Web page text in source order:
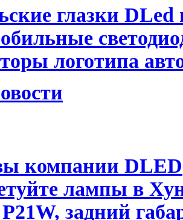
глазки DLed
логотипа
компании DLED
лампы в
задний